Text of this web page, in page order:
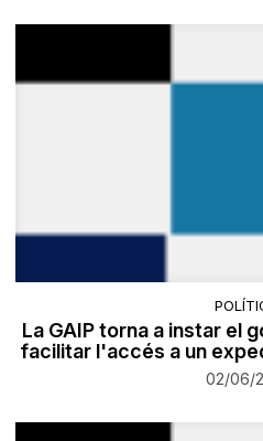
La GAIP torna a instar el
facilitar l'accés a un
02/06/